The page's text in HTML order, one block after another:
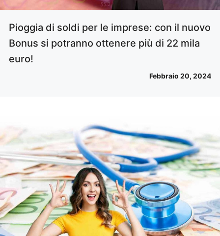
Pioggia di soldi per le imprese: con il nuovo
Bonus si potranno ottenere più di 22 mila
euro!
Febbraio 20, 2024